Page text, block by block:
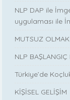
NLP DAP ile
uygulaması ile
MUTSUZ
NLP BAŞLANGIÇ
Türkiye’de
KİŞİSEL GELİŞİM